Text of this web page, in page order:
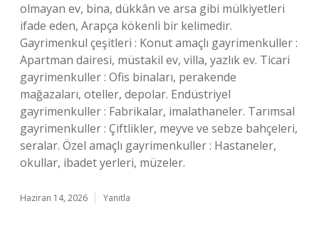
olmayan ev, bina, dükkân ve arsa gibi mülkiyetleri
ifade eden, Arapça kökenli bir kelimedir.
Gayrimenkul çeşitleri : Konut amaçlı gayrimenkuller :
Apartman dairesi, müstakil ev, villa, yazlık ev. Ticari
gayrimenkuller : Ofis binaları, perakende
mağazaları, oteller, depolar. Endüstriyel
gayrimenkuller : Fabrikalar, imalathaneler. Tarımsal
gayrimenkuller : Çiftlikler, meyve ve sebze bahçeleri,
seralar. Özel amaçlı gayrimenkuller : Hastaneler,
okullar, ibadet yerleri, müzeler.
Haziran 14, 2026 Yanıtla